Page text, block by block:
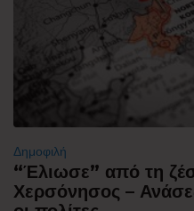
Δημοφιλή
“Έλιωσε” από τη
Χερσόνησος –